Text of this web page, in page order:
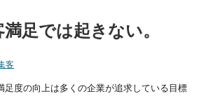
足では起きない。
客
足度の向上は多くの企業が追求している目標